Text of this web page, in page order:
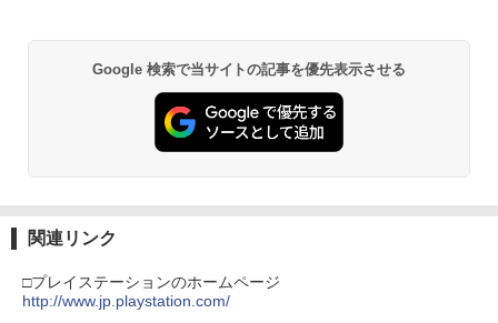
【中古】アイドルマスター アニメ& G4
U!パック VOL.4
￥426
4
￥531
秋冬代行者 春の舞 四（完全生産限定
版）【Blu-ray】(イラスト入りクリアポ
ーチ+ミニキャラペアアクリルキーホル
4
【楽天ブックス限定先着特典】最終楽章
響け！ユーフォニアム 前編 (数量限定 新
￥6,455
3 Nintendo Switch 2(日本語・国内専用)
プロダクトコード 封入
￥7,286
3
【純正品】ディスクドライブ(CFI-ZDD1
ンラインコード]
￥5,000
ラー (ロボット ホワイト)
4
【純正品】Xbox 充電式バッテリー + US
劇場版「鬼滅の刃」無限城編 第一章 猗
窩座再来 通常版 [Blu-ray]
￥3,964
￥3,523
Google 検索で当サイトの記事を優先表示させる
関連リンク
□プレイステーションのホームページ
http://www.jp.playstation.com/